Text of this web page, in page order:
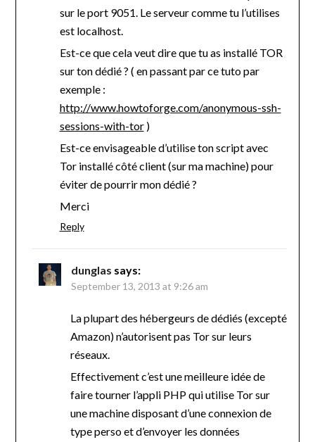
sur le port 9051. Le serveur comme tu l’utilises
est localhost.
Est-ce que cela veut dire que tu as installé TOR
sur ton dédié ? ( en passant par ce tuto par
exemple :
http://www.howtoforge.com/anonymous-ssh-
sessions-with-tor)
Est-ce envisageable d’utilise ton script avec
Tor installé côté client (sur ma machine) pour
éviter de pourrir mon dédié ?
Merci
Reply
dunglas says:
September 13, 2013 at 9:26 am
La plupart des hébergeurs de dédiés (excepté
Amazon) n’autorisent pas Tor sur leurs
réseaux.
Effectivement c’est une meilleure idée de
faire tourner l’appli PHP qui utilise Tor sur
une machine disposant d’une connexion de
type perso et d’envoyer les données